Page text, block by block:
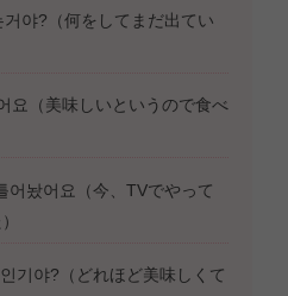
야?（何をしてまだ出てい
요（美味しいというので食べ
어놨어요（今、TVでやって
기야?（どれほど美味しくて